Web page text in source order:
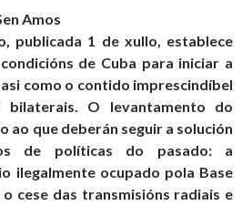
Amos
publicada 1 de xullo, establece
de Cuba para iniciar a
como o contido imprescindíbel
bilaterais. O levantamento do
ao que deberán seguir a solución
de políticas do pasado: a
ilegalmente ocupado pola Base
cese das transmisións radiais e